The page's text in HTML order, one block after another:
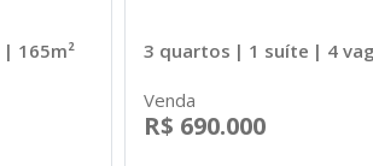
| 165m² 3 quartos | 1 suíte | 4
Venda
R$ 690.000